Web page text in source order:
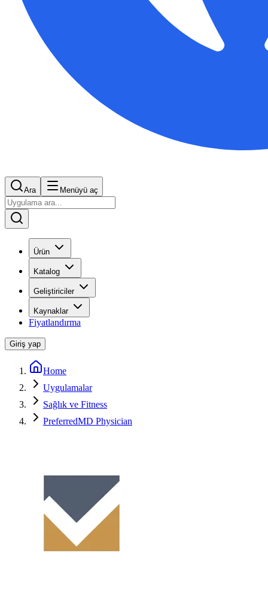
Ara Menüyü aç
Ürün
Katalog
Geliştiriciler
Kaynaklar
Fiyatlandırma
Giriş yap
Home
Uygulamalar
Sağlık ve Fitness
PreferredMD Physician